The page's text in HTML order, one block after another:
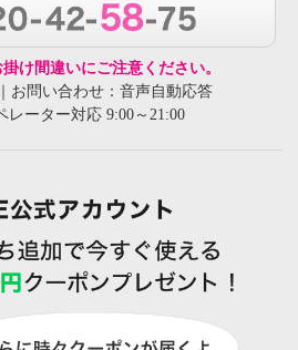
け間違いにご注意ください。
お問い合わせ：音声自動応答
レーター対応 9:00～21:00